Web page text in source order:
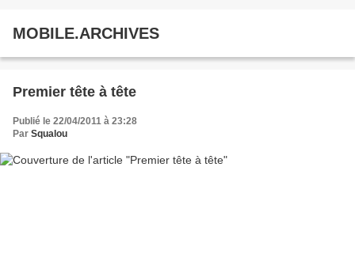
MOBILE.ARCHIVES
Premier tête à tête
Publié le 22/04/2011 à 23:28
Par Squalou